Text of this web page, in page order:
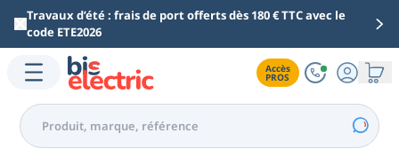
Aller au contenu principal
Travaux d’été : frais de port offerts dès 180 € TTC avec le
code ETE2026
Accès
PROS